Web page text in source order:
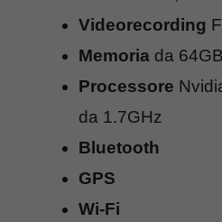
Videorecording
Memoria da 64GB
Processore
da 1.7GHz
Bluetooth
GPS
Wi-Fi